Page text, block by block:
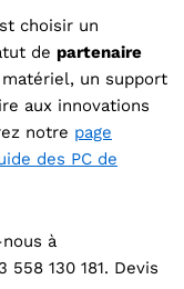
choisir un
de partenaire
un support
aux innovations
notre page
des PC de
à
558 130 181. Devis